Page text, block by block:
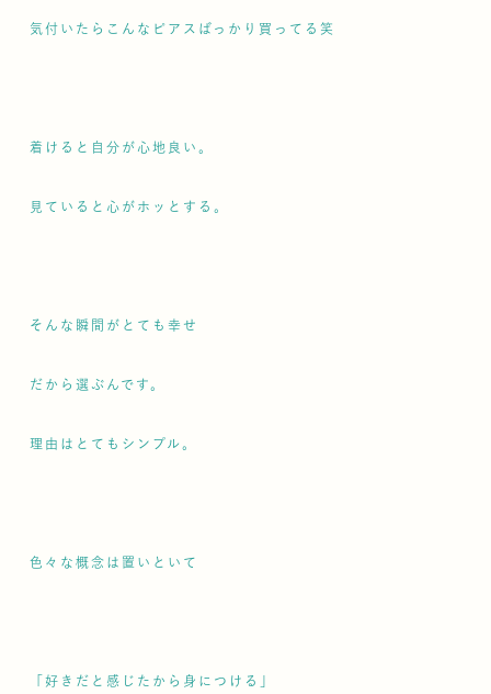
気付いたらこんなピアスばっかり買ってる笑
着けると自分が心地良い。
見ていると心がホッとする。
そんな瞬間がとても幸せ
だから選ぶんです。
理由はとてもシンプル。
色々な概念は置いといて
「好きだと感じたから身につける」